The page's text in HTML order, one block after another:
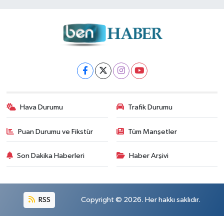
Hava Durumu Trafik Durumu
Puan Durumu ve Fikstür Tüm Manşetler
Son Dakika Haberleri Haber Arşivi
RSS Copyright © 2026. Her hakkı saklıdır.